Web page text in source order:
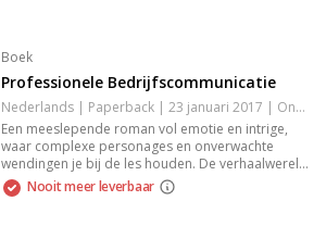
Boek
Professionele Bedrijfscommunicatie
Nederlands | Paperback | 23 januari 2017 | Onbekend | 9789001875374
Een meeslepende roman vol emotie en intrige,
waar complexe personages en onverwachte
wendingen je bij de les houden. De verhaalwereld
verkent thema's van liefde, verlies en de
zoektocht naar identiteit. Schrijfstijl verrijkt met
Nooit meer leverbaar